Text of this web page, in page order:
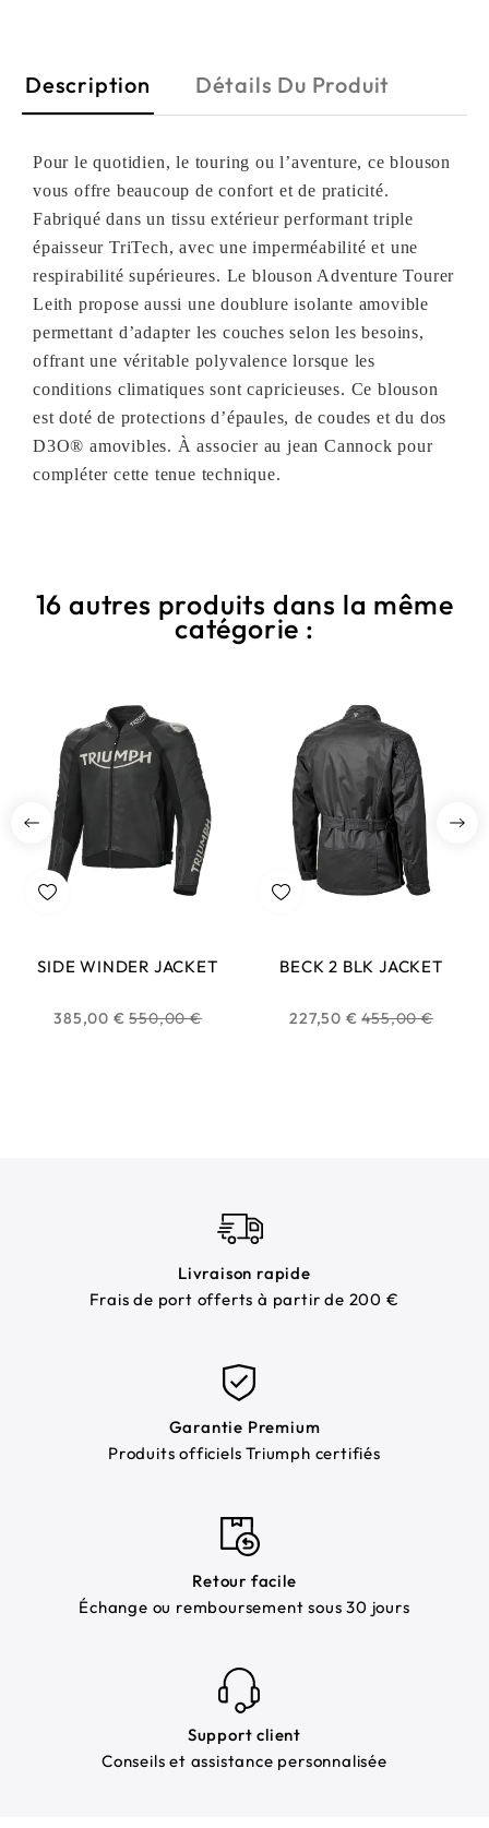
Description Détails Du Produit
Pour le quotidien, le touring ou l’aventure, ce blouson
vous offre beaucoup de confort et de praticité.
Fabriqué dans un tissu extérieur performant triple
épaisseur TriTech, avec une imperméabilité et une
respirabilité supérieures. Le blouson Adventure Tourer
Leith propose aussi une doublure isolante amovible
permettant d’adapter les couches selon les besoins,
offrant une véritable polyvalence lorsque les
conditions climatiques sont capricieuses. Ce blouson
est doté de protections d’épaules, de coudes et du dos
D3O® amovibles. À associer au jean Cannock pour
compléter cette tenue technique.
16 autres produits dans la même
catégorie :
SIDE WINDER JACKET
385,00 € Prix
550,00 €
BECK 2 BLK JACKET
227,50 € Prix
455,00 €
Livraison rapide
Frais de port offerts à partir de 200 €
Garantie Premium
Produits officiels Triumph certifiés
Retour facile
Échange ou remboursement sous 30 jours
Support client
Conseils et assistance personnalisée